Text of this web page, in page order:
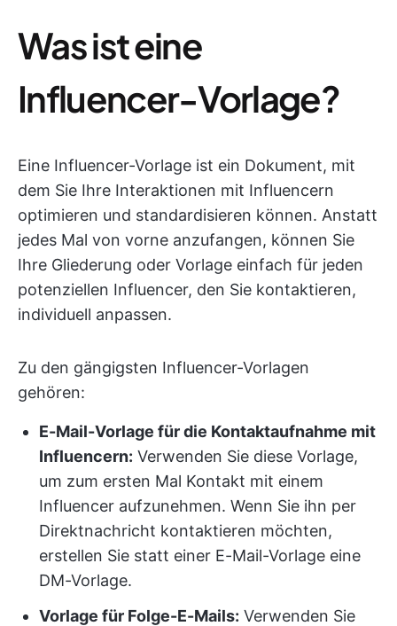
Was ist eine
Influencer-Vorlage?
Eine Influencer-Vorlage ist ein Dokument, mit
dem Sie Ihre Interaktionen mit Influencern
optimieren und standardisieren können. Anstatt
jedes Mal von vorne anzufangen, können Sie
Ihre Gliederung oder Vorlage einfach für jeden
potenziellen Influencer, den Sie kontaktieren,
individuell anpassen.
Zu den gängigsten Influencer-Vorlagen
gehören:
E-Mail-Vorlage für die Kontaktaufnahme mit
Influencern: Verwenden Sie diese Vorlage,
um zum ersten Mal Kontakt mit einem
Influencer aufzunehmen. Wenn Sie ihn per
Direktnachricht kontaktieren möchten,
erstellen Sie statt einer E-Mail-Vorlage eine
DM-Vorlage.
Vorlage für Folge-E-Mails: Verwenden Sie